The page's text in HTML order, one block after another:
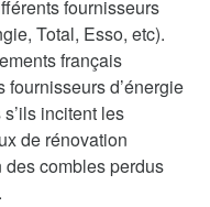
fournisseurs
Total, Esso, etc).
français
d’énergie
incitent les
de rénovation
des combles perdus